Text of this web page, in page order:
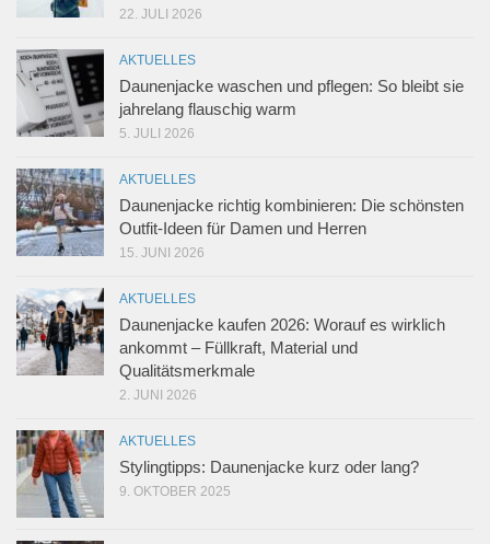
22. JULI 2026
AKTUELLES
Daunenjacke waschen und pflegen: So bleibt sie
jahrelang flauschig warm
5. JULI 2026
AKTUELLES
Daunenjacke richtig kombinieren: Die schönsten
Outfit-Ideen für Damen und Herren
15. JUNI 2026
AKTUELLES
Daunenjacke kaufen 2026: Worauf es wirklich
ankommt – Füllkraft, Material und
Qualitätsmerkmale
2. JUNI 2026
AKTUELLES
Stylingtipps: Daunenjacke kurz oder lang?
9. OKTOBER 2025